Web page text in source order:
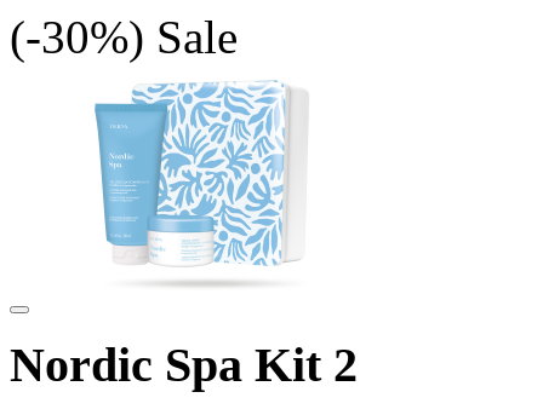
(-30%) Sale
Nordic Spa Kit 2